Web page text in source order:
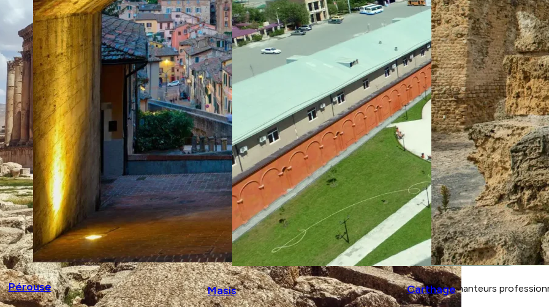
Pérouse Masis Carthage
résident de la Delaware Choral Academy, les stagiaires en direction de chœur dirigeront les 60 chanteurs du symposium
Mendelssohn et Eric Whitacre. Ces jeunes chanteurs professionnels sont issus des quatre coins des États-Unis.
présentation de la carte): 5€
, 40 Rue Espariat
Academy met à l’honneur d’éminents étudiants en direction de chœur. Ils dirigeront les 60 chanteurs du symposium dans
Tchaikovsky et Eric Whitacre. Issus des quatre coins des États-Unis, ces jeunes chanteurs professionnels
présentation de la carte): 5€
Rue Gaston de Saporta
Academy propose un concert de musiques sacrées et profanes pour chœur et orchestre de chambre. Sont notamment
Ola Gjeilo, Jonathan Dove et Jake Runestad. Issus des quatre coins des États-Unis, ces jeunes chanteurs
Les Archets du Roy René.